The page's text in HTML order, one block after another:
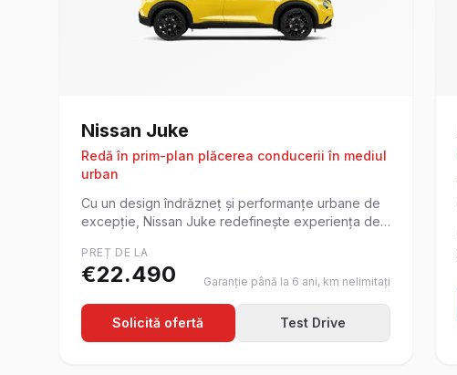
Nissan Juke
Redă în prim-plan plăcerea conducerii în mediul
urban
Cu un design îndrăzneț și performanțe urbane de
excepție, Nissan Juke redefinește experiența de
PREȚ DE LA
€22.490 Garanție până la 6 ani, km nelimitați
Solicită ofertă Test Drive